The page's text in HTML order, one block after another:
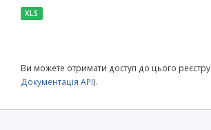
XLS
Ви можете отримати доступ до цього
Документація API).